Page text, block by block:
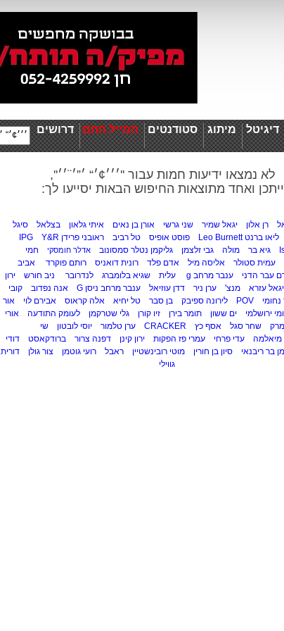
דיגיטל מיתוג סטודנטים המייל החם דרושים
לא נמצאו ידיעות חמות עבור ''׳׳׳¢׳“ ׳”׳¨׳׳'',
ייתכן ואחד מתוצאות החיפוש הבאות יסייעו לך:
רן אלון יגאל שמיר שני גרשי אורן בן נאים איתי גלאון בצלאל
סיגל
ליאו ברנט Leo Burnett פוסט אופיס טל רביב ראובני פרידן IPG Y&R
גיא בר מולה גבי זלצמן גליקמן נטלר סמסונוב אדלר חומסקי
חמי
עמית סטולר אליסה מיל אדם פלד רונית דואניס רותם פוקרד
אביב
עבר הדני ענבר מרחב g עלית שגיא בלומברג לנדרובר ניב חורש
ירון
יגאל עזרא מנצ' ערן ניר דדן עוזיאל ענבר מרחב ניסן G אנה נפדוב
קובי
נחומי POV לירונה ספיבק בן סבר טל יחיא אלה קראוס אבירם לוי
אור
ירושלמי ים ששון תומר בירן זיו קורן גלי שטרקמן לעומק התודעה
אורי
מרק
שחר סגל אסף כץ CRACKER ערן טלמור יוסי לובטון
שי
מיאלמה עדי פרחי עמרי פז הפקות ירון קינן דפנה צרור ברודקאסט
דודי
בר ריבנאי סיון בן חורין מוטי רובינשטיין ראבל רועי גוטמן צור גולן
דורית
גווילי